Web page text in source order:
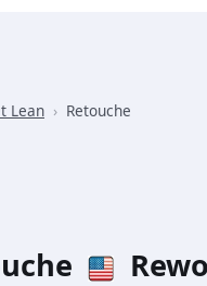
Lean › Retouche